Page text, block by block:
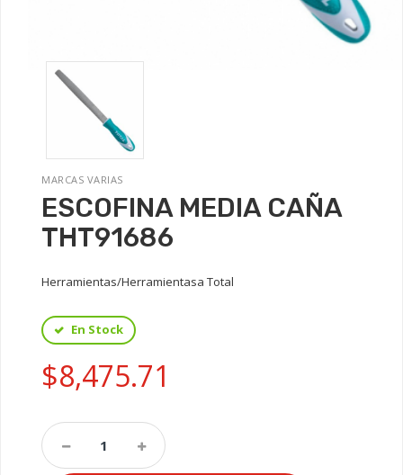
MARCAS VARIAS
ESCOFINA MEDIA CAÑA
THT91686
Herramientas/Herramientasa Total
En Stock
$8,475.71